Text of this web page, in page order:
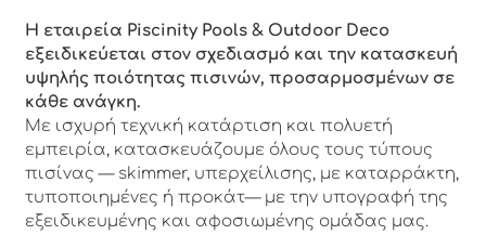
Η εταιρεία Piscinity Pools & Outdoor Deco
εξειδικεύεται στον σχεδιασμό και την κατασκευή
υψηλής ποιότητας πισινών, προσαρμοσμένων σε
κάθε ανάγκη.
Με ισχυρή τεχνική κατάρτιση και πολυετή
εμπειρία, κατασκευάζουμε όλους τους τύπους
πισίνας — skimmer, υπερχείλισης, με καταρράκτη,
τυποποιημένες ή προκάτ— με την υπογραφή της
εξειδικευμένης και αφοσιωμένης ομάδας μας.